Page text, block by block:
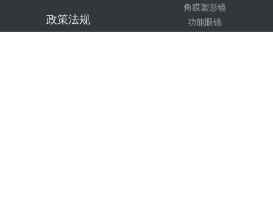
角膜塑形镜
功能眼镜
政策法规